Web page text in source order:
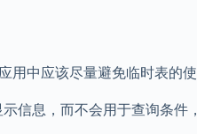
中应该尽量避免临时表的
息，而不会用于查询条件